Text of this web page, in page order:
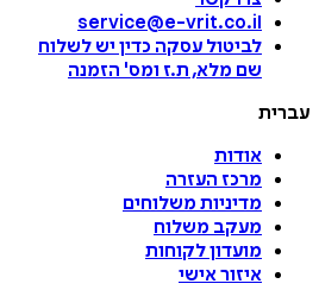
service@e-vrit.co.il
לביטול עסקה כדין יש לשלוח
שם מלא, ת.ז ומס' הזמנה
עברית
אודות
מרכז העזרה
מדיניות משלוחים
מעקב משלוח
מועדון לקוחות
איזור אישי